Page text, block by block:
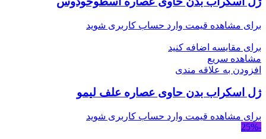
برای مشاهده قیمت وارد حساب کاربری شوید
برای مقایسه اضافه کنید
مشاهده سریع
افزودن به علاقه مندی
ژل اسکراب بدن حاوی عصاره علف لیمو
برای مشاهده قیمت وارد حساب کاربری شوید
-25%